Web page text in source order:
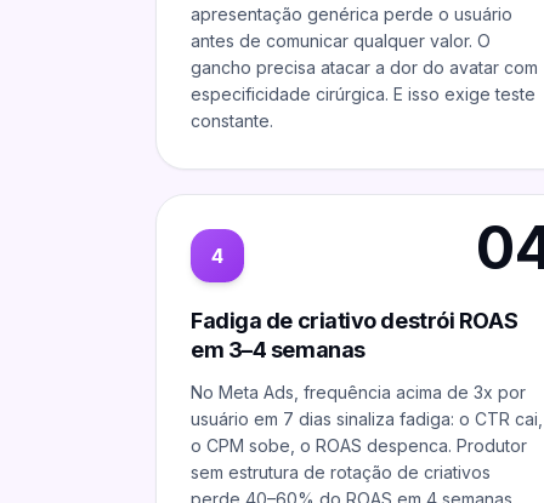
apresentação genérica perde o usuário
antes de comunicar qualquer valor. O
gancho precisa atacar a dor do avatar com
especificidade cirúrgica. E isso exige teste
constante.
4
Fadiga de criativo destrói ROAS
em 3–4 semanas
No Meta Ads, frequência acima de 3x por
usuário em 7 dias sinaliza fadiga: o CTR cai,
o CPM sobe, o ROAS despenca. Produtor
sem estrutura de rotação de criativos
perde 40–60% do ROAS em 4 semanas